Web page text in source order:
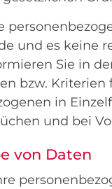
und es keine
Sie in
bzw.
in
und bei
von Daten